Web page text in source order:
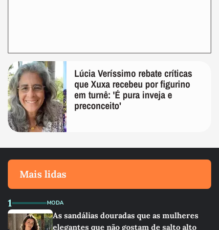
Lúcia Veríssimo rebate críticas
que Xuxa recebeu por figurino
em turnê: 'É pura inveja e
preconceito'
Mais lidas
1 MODA
As sandálias douradas que as mulheres
elegantes que não gostam de salto alto